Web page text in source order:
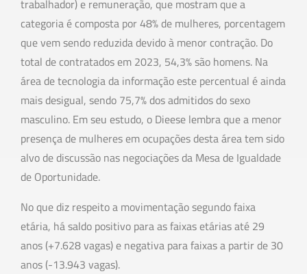
trabalhador) e remuneração, que mostram que a
categoria é composta por 48% de mulheres, porcentagem
que vem sendo reduzida devido à menor contração. Do
total de contratados em 2023, 54,3% são homens. Na
área de tecnologia da informação este percentual é ainda
mais desigual, sendo 75,7% dos admitidos do sexo
masculino. Em seu estudo, o Dieese lembra que a menor
presença de mulheres em ocupações desta área tem sido
alvo de discussão nas negociações da Mesa de Igualdade
de Oportunidade.
No que diz respeito a movimentação segundo faixa
etária, há saldo positivo para as faixas etárias até 29
anos (+7.628 vagas) e negativa para faixas a partir de 30
anos (-13.943 vagas).